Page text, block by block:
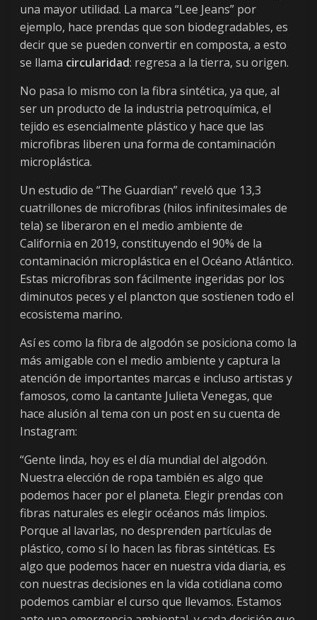
una mayor utilidad. La marca “Lee Jeans” por
ejemplo, hace prendas que son biodegradables, es
decir que se pueden convertir en composta, a esto
se llama circularidad: regresa a la tierra, su origen.
No pasa lo mismo con la fibra sintética, ya que, al
ser un producto de la industria petroquímica, el
tejido es esencialmente plástico y hace que las
microfibras liberen una forma de contaminación
microplástica.
Un estudio de “The Guardian” reveló que 13,3
cuatrillones de microfibras (hilos infinitesimales de
tela) se liberaron en el medio ambiente de
California en 2019, constituyendo el 90% de la
contaminación microplástica en el Océano Atlántico.
Estas microfibras son fácilmente ingeridas por los
diminutos peces y el plancton que sostienen todo el
ecosistema marino.
Así es como la fibra de algodón se posiciona como la
más amigable con el medio ambiente y captura la
atención de importantes marcas e incluso artistas y
famosos, como la cantante Julieta Venegas, que
hace alusión al tema con un post en su cuenta de
Instagram:
“Gente linda, hoy es el día mundial del algodón.
Nuestra elección de ropa también es algo que
podemos hacer por el planeta. Elegir prendas con
fibras naturales es elegir océanos más limpios.
Porque al lavarlas, no desprenden partículas de
plástico, como sí lo hacen las fibras sintéticas. Es
algo que podemos hacer en nuestra vida diaria, es
con nuestras decisiones en la vida cotidiana como
podemos cambiar el curso que llevamos. Estamos